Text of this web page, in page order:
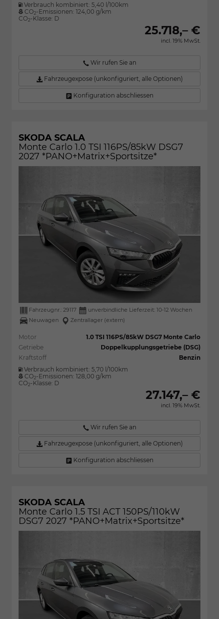
Verbrauch kombiniert: 5,40 l/100km
CO2-Emissionen: 124,00 g/km
CO2-Klasse: D
25.718,– €
incl. 19% MwSt.
Wir rufen Sie an
Fahrzeugexpose (unkonfiguriert, alle Optionen)
Konfiguration abschliessen
SKODA SCALA
Monte Carlo 1.0 TSI 116PS/85kW DSG7
2027 *PANO+Matrix+Sportsitze*
Fahrzeugnr.: 29117
unverbindliche Lieferzeit: 10-12 Wochen
Neuwagen
Zentrallager (extern)
Motor
1.0 TSI 116PS/85kW DSG7 Monte Carlo
Getriebe
Doppelkupplungsgetriebe (DSG)
Kraftstoff
Benzin
Verbrauch kombiniert: 5,70 l/100km
CO2-Emissionen: 128,00 g/km
CO2-Klasse: D
27.147,– €
incl. 19% MwSt.
Wir rufen Sie an
Fahrzeugexpose (unkonfiguriert, alle Optionen)
Konfiguration abschliessen
SKODA SCALA
Monte Carlo 1.5 TSI ACT 150PS/110kW
DSG7 2027 *PANO+Matrix+Sportsitze*